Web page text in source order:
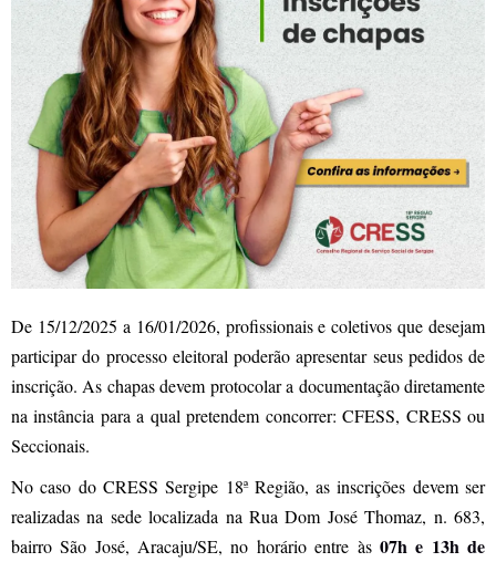
De 15/12/2025 a 16/01/2026, profissionais e coletivos que desejam
participar do processo eleitoral poderão apresentar seus pedidos de
inscrição. As chapas devem protocolar a documentação diretamente
na instância para a qual pretendem concorrer: CFESS, CRESS ou
Seccionais.
No caso do CRESS Sergipe 18ª Região, as inscrições devem ser
realizadas na sede localizada na Rua Dom José Thomaz, n. 683,
bairro São José, Aracaju/SE, no horário entre às 07h e 13h de